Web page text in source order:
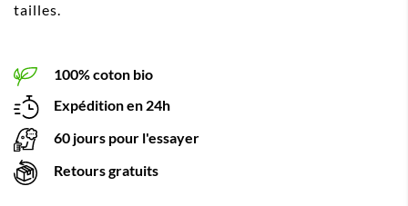
tailles.
100% coton bio
Expédition en 24h
60 jours pour l'essayer
Retours gratuits